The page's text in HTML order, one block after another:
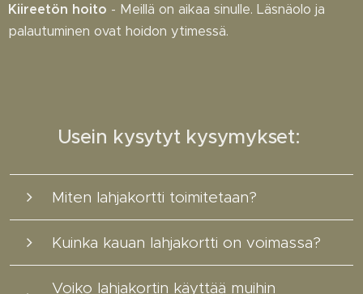
Kiireetön hoito - Meillä on aikaa sinulle. Läsnäolo ja
palautuminen ovat hoidon ytimessä.
Usein kysytyt kysymykset:
Miten lahjakortti toimitetaan?
Voit valita:
- paperisen kortin postilaatikkoon joko
Kuinka kauan lahjakortti on voimassa?
Voiko lahjakortin käyttää muihin